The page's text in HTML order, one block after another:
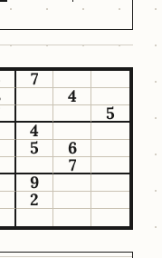
7
4
5
4
5
6
7
9
2